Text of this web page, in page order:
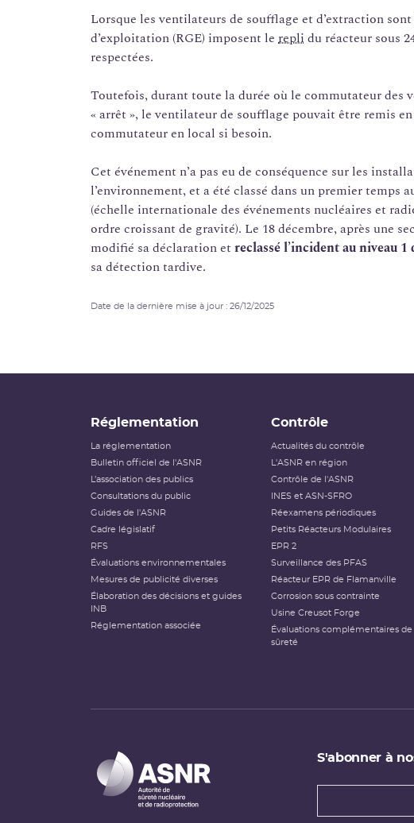
Lorsque les ventilateurs de soufflage et d’extraction
d’exploitation (RGE) imposent le repli du réacteur sous
respectées.
Toutefois, durant toute la durée où le commutateur des
« arrêt », le ventilateur de soufflage pouvait être remis
commutateur en local si besoin.
Cet événement n’a pas eu de conséquence sur les
l’environnement, et a été classé dans un premier temps
(échelle internationale des événements nucléaires et
ordre croissant de gravité). Le 18 décembre, après une
modifié sa déclaration et reclassé l’incident au niveau 1
sa détection tardive.
Date de la dernière mise à jour : 26/12/2025
Réglementation
La réglementation
Bulletin officiel de l'ASNR
L’association des publics
Consultations du public
Guides de l'ASNR
Cadre législatif
RFS
Évaluations environnementales
Mesures de publicité diverses
Élaboration des décisions et guides
INB
Réglementation associée
Contrôle
Actualités du contrôle
L'ASNR en région
Contrôle de l'ASNR
INES et ASN-SFRO
Réexamens périodiques
Petits Réacteurs Modulaires
EPR 2
Surveillance des PFAS
Réacteur EPR de Flamanville
Corrosion sous contrainte
Usine Creusot Forge
Évaluations complémentaires de
sûreté
S'abonner à
Types de